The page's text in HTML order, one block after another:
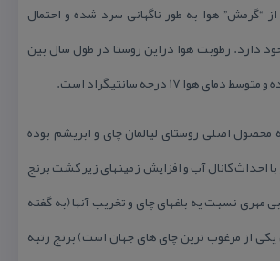
“گرمش” هوا به طور ناگهانی سرد شده و احتمال
دارد. رطوبت هوا دراین روستا در طول سال بین
اصلی روستای لیالمان چای و ابریشم بوده
احداث كانال آب و افزایش زمینهای زیر كشت برنج
مهری نسبت یه باغهای چای و تخریب آنها (به گفته
یكی از مرغوب ترین چای های جهان است) برنج رتبه